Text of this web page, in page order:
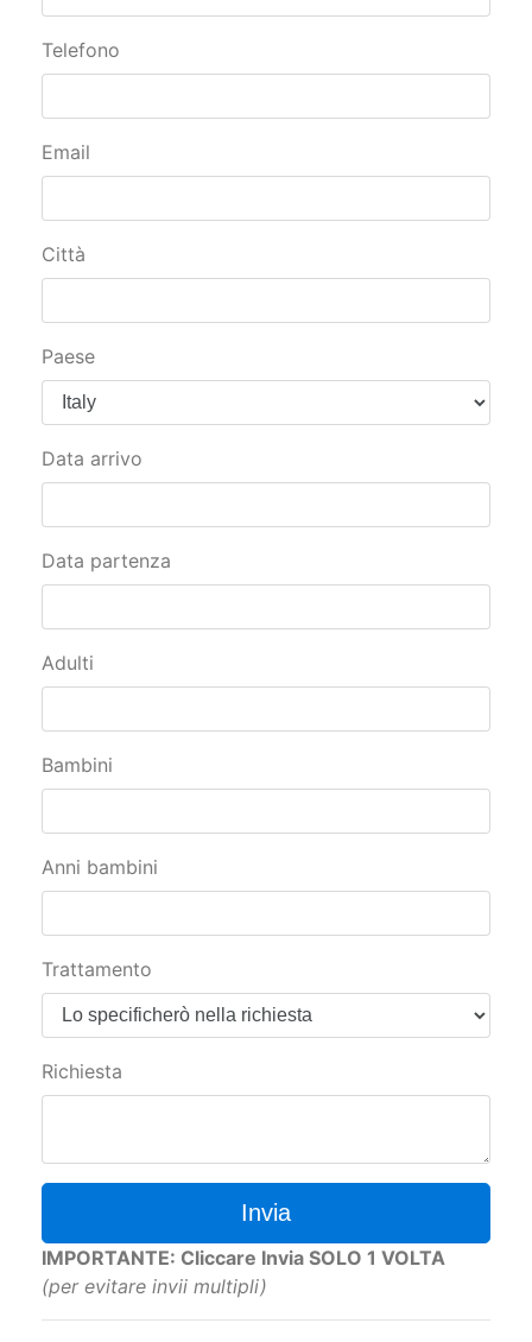
Telefono
Email
Città
Paese
Data arrivo
Data partenza
Adulti
Bambini
Anni bambini
Trattamento
Richiesta
Invia
IMPORTANTE: Cliccare Invia SOLO 1 VOLTA
(per evitare invii multipli)